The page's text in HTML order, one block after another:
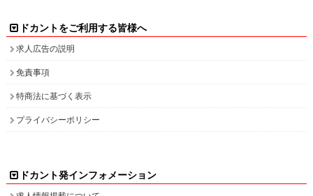
ドカントをご利用する皆様へ
求人広告の説明
免責事項
特商法に基づく表示
プライバシーポリシー
ドカント発インフォメーション